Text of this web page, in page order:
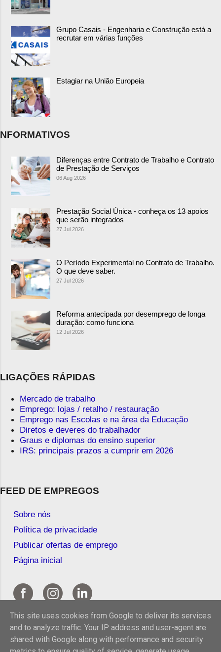
Grupo Casais - Engenharia e Construção está a
recrutar em várias funções
Estagiar na União Europeia
NFORMATIVOS
Diferenças entre Contrato de Trabalho e Contrato
de Prestação de Serviços
06 Aug 2026
Prestação Social Única - conheça os 13 apoios
que serão integrados
27 Jul 2026
O Período Experimental no Contrato de Trabalho.
O que deve saber.
27 Jul 2026
Reforma antecipada por desemprego de longa
duração: como funciona
12 Jul 2026
LIGAÇÕES RÁPIDAS
Mercado de trabalho
Emprego: lojas / retalho / restauração
Emprego nas Escolas e na área da Educação
Diretos e deveres do trabalhador
Graus e diplomas do ensino superior
IRS: principais prazos a cumprir em 2026
FEED DE EMPREGOS
Sobre nós
Política de privacidade
Publicar ofertas de emprego
Página inicial
This site uses cookies from Google to deliver its services
and to analyze traffic. Your IP address and user-agent are
shared with Google along with performance and security